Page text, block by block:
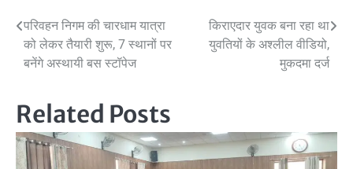
Post
navigation
परिवहन निगम की चारधाम यात्रा
को लेकर तैयारी शुरू, 7 स्थानों पर
बनेंगे अस्थायी बस स्टॉपेज
किराएदार युवक बना रहा था
युवतियों के अश्लील वीडियो,
मुकदमा दर्ज
Related Posts